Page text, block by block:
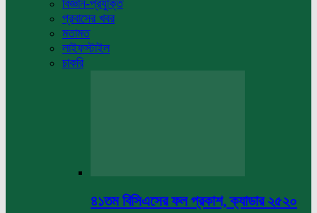
বিজ্ঞান-প্রযুক্তি
প্রবাসের খবর
মতামত
লাইফস্টাইল
চাকরি
৪১তম বিসিএসের ফল প্রকাশ, ক্যাডার ২৫২০